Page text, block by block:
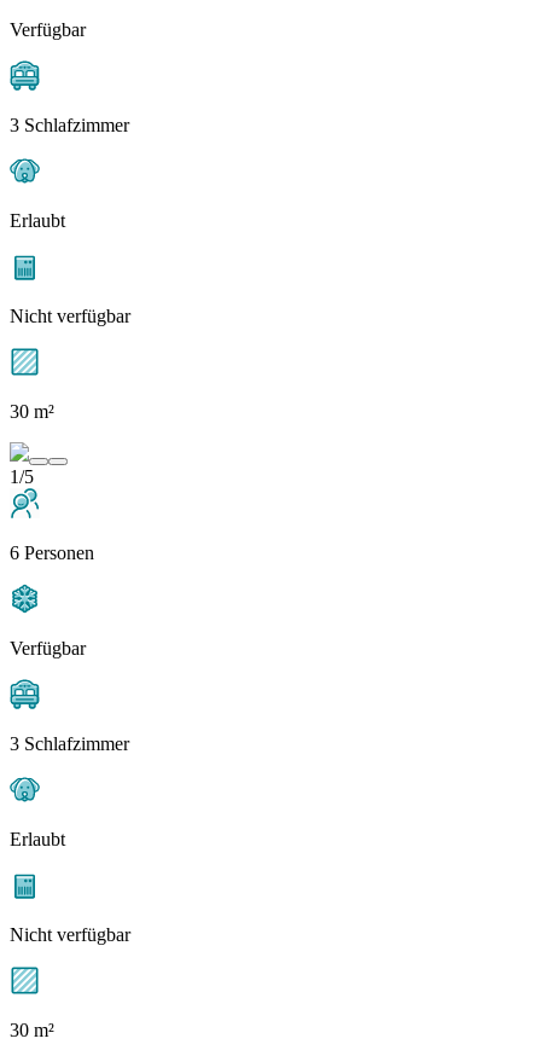
Verfügbar
3 Schlafzimmer
Erlaubt
Nicht verfügbar
30 m²
1/5
6 Personen
Verfügbar
3 Schlafzimmer
Erlaubt
Nicht verfügbar
30 m²